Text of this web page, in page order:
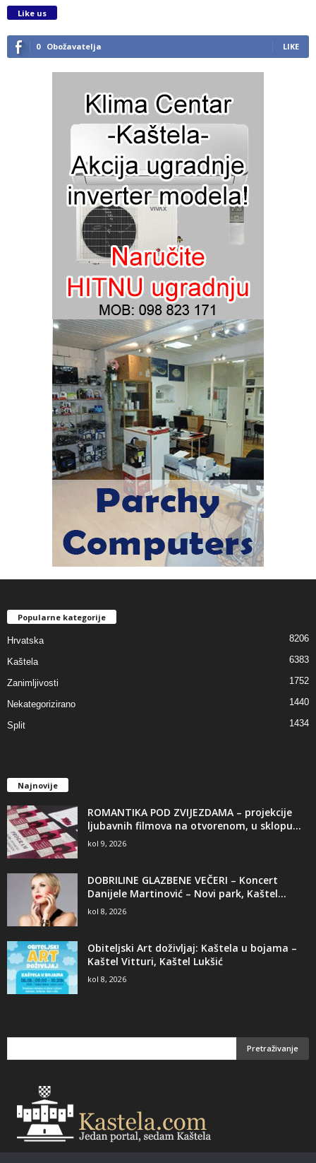
Like us
0 Obožavatelja LIKE
Popularne kategorije
Hrvatska 8206
Kaštela 6383
Zanimljivosti 1752
Nekategorizirano 1440
Split 1434
Najnovije
ROMANTIKA POD ZVIJEZDAMA – projekcije
ljubavnih filmova na otvorenom, u sklopu...
kol 9, 2026
DOBRILINE GLAZBENE VEČERI – Koncert
Danijele Martinović – Novi park, Kaštel...
kol 8, 2026
Obiteljski Art doživljaj: Kaštela u bojama –
Kaštel Vitturi, Kaštel Lukšić
kol 8, 2026